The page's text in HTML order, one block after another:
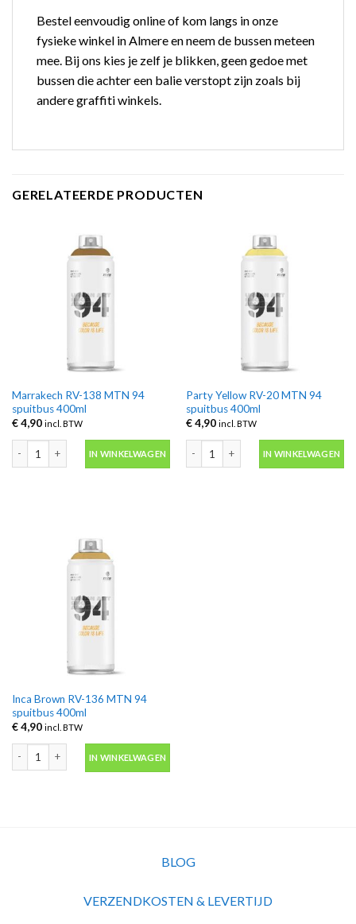
Bestel eenvoudig online of kom langs in onze
fysieke winkel in Almere en neem de bussen meteen
mee. Bij ons kies je zelf je blikken, geen gedoe met
bussen die achter een balie verstopt zijn zoals bij
andere graffiti winkels.
GERELATEERDE PRODUCTEN
Marrakech RV-138 MTN 94
spuitbus 400ml
€4,90 incl. BTW
IN WINKELWAGEN
Party Yellow RV-20 MTN 94
spuitbus 400ml
€4,90 incl. BTW
IN WINKELWAGEN
Inca Brown RV-136 MTN 94
spuitbus 400ml
€4,90 incl. BTW
IN WINKELWAGEN
BLOG
VERZENDKOSTEN & LEVERTIJD